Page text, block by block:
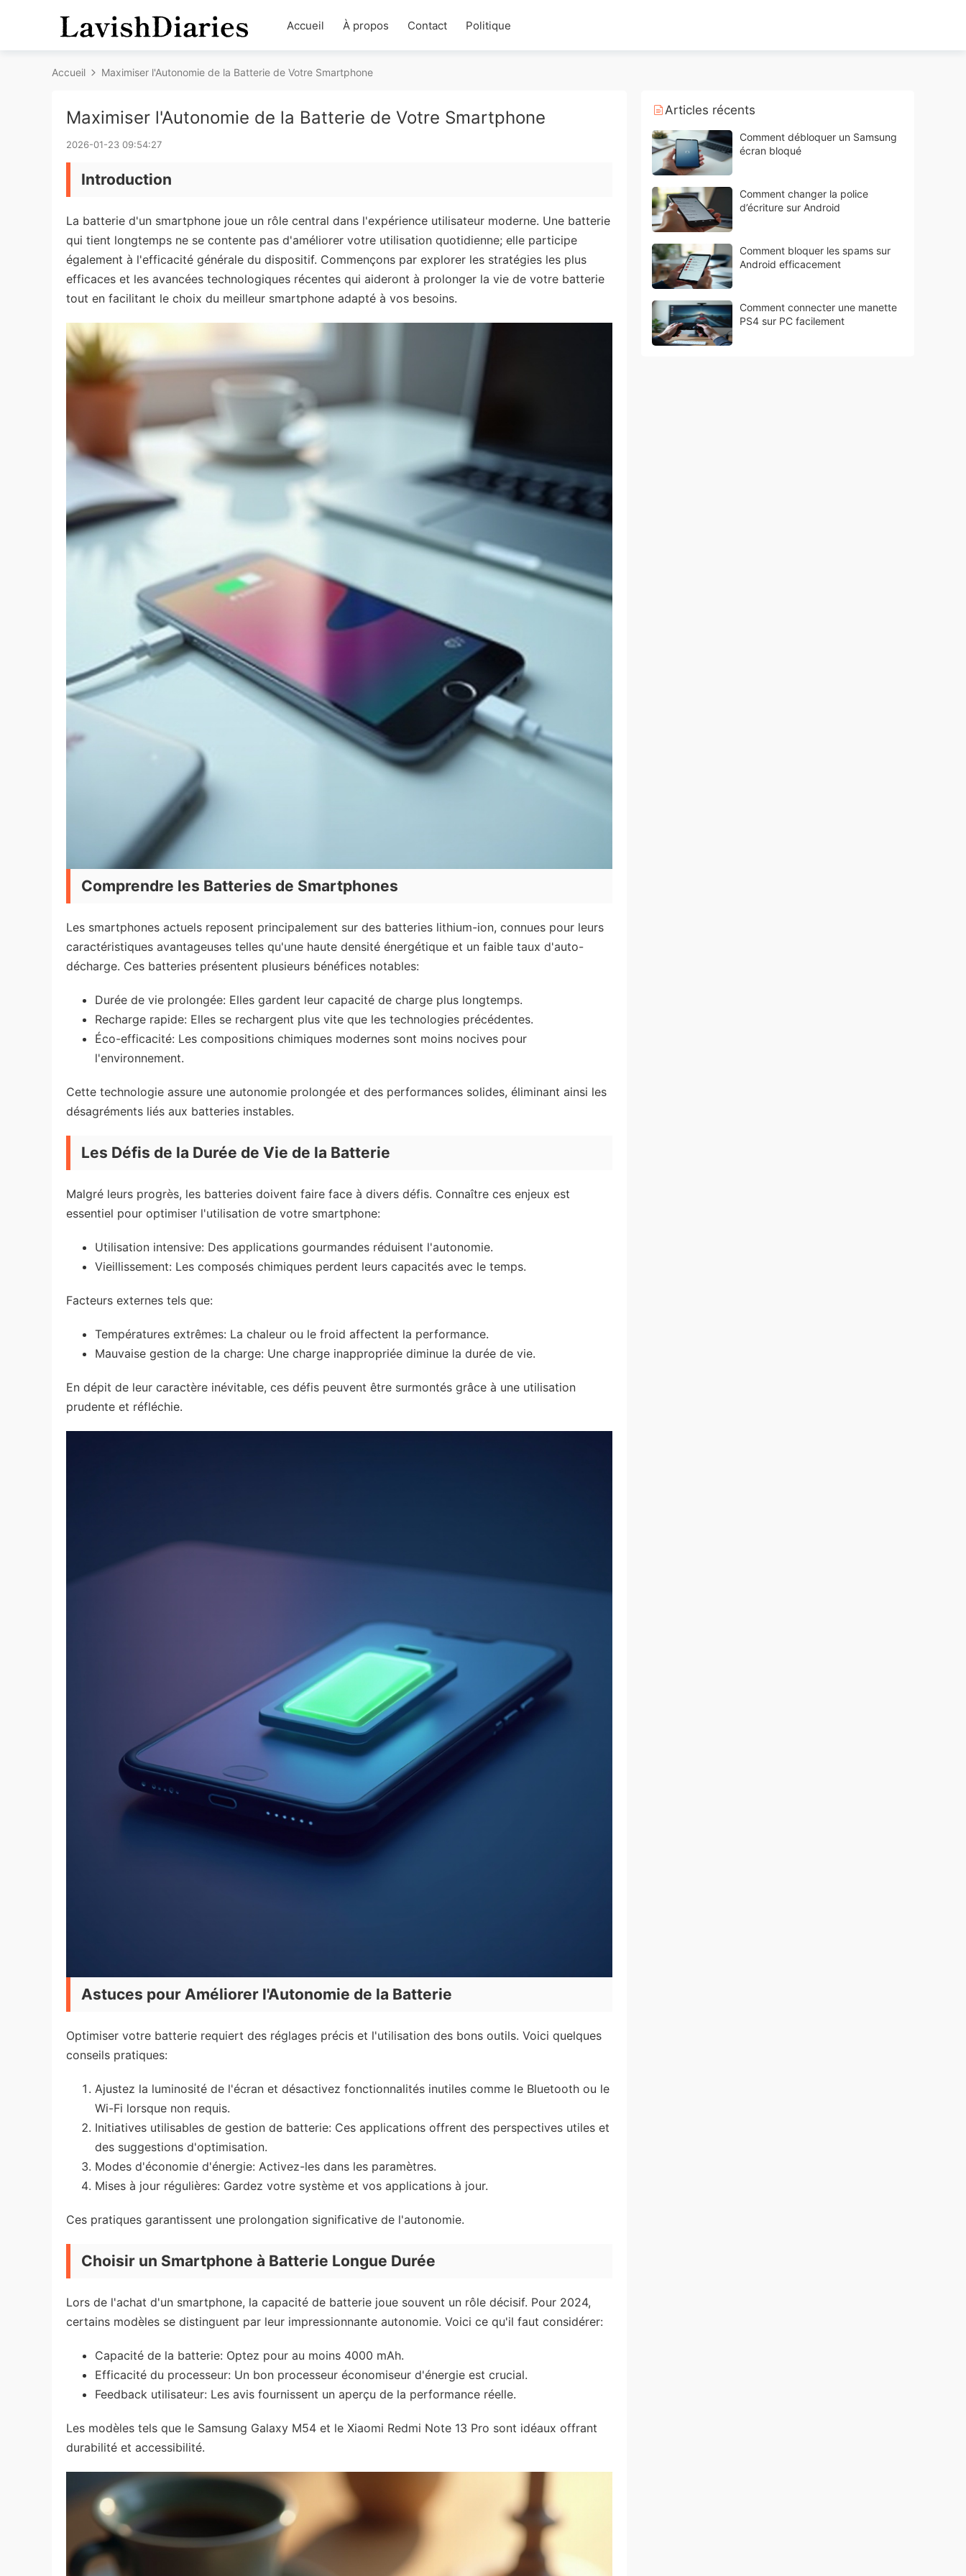
Accueil À propos Contact Politique
Accueil Maximiser l'Autonomie de la Batterie de Votre Smartphone
Maximiser l'Autonomie de la Batterie de Votre Smartphone
2026-01-23 09:54:27
Introduction
La batterie d'un smartphone joue un rôle central dans l'expérience utilisateur moderne. Une batterie
qui tient longtemps ne se contente pas d'améliorer votre utilisation quotidienne; elle participe
également à l'efficacité générale du dispositif. Commençons par explorer les stratégies les plus
efficaces et les avancées technologiques récentes qui aideront à prolonger la vie de votre batterie
tout en facilitant le choix du meilleur smartphone adapté à vos besoins.
Comprendre les Batteries de Smartphones
Les smartphones actuels reposent principalement sur des batteries lithium-ion, connues pour leurs
caractéristiques avantageuses telles qu'une haute densité énergétique et un faible taux d'auto-
décharge. Ces batteries présentent plusieurs bénéfices notables:
Durée de vie prolongée: Elles gardent leur capacité de charge plus longtemps.
Recharge rapide: Elles se rechargent plus vite que les technologies précédentes.
Éco-efficacité: Les compositions chimiques modernes sont moins nocives pour
l'environnement.
Cette technologie assure une autonomie prolongée et des performances solides, éliminant ainsi les
désagréments liés aux batteries instables.
Les Défis de la Durée de Vie de la Batterie
Malgré leurs progrès, les batteries doivent faire face à divers défis. Connaître ces enjeux est
essentiel pour optimiser l'utilisation de votre smartphone:
Utilisation intensive: Des applications gourmandes réduisent l'autonomie.
Vieillissement: Les composés chimiques perdent leurs capacités avec le temps.
Facteurs externes tels que:
Températures extrêmes: La chaleur ou le froid affectent la performance.
Mauvaise gestion de la charge: Une charge inappropriée diminue la durée de vie.
En dépit de leur caractère inévitable, ces défis peuvent être surmontés grâce à une utilisation
prudente et réfléchie.
Astuces pour Améliorer l'Autonomie de la Batterie
Optimiser votre batterie requiert des réglages précis et l'utilisation des bons outils. Voici quelques
conseils pratiques:
Ajustez la luminosité de l'écran et désactivez fonctionnalités inutiles comme le Bluetooth ou le
Wi-Fi lorsque non requis.
Initiatives utilisables de gestion de batterie: Ces applications offrent des perspectives utiles et
des suggestions d'optimisation.
Modes d'économie d'énergie: Activez-les dans les paramètres.
Mises à jour régulières: Gardez votre système et vos applications à jour.
Ces pratiques garantissent une prolongation significative de l'autonomie.
Choisir un Smartphone à Batterie Longue Durée
Lors de l'achat d'un smartphone, la capacité de batterie joue souvent un rôle décisif. Pour 2024,
certains modèles se distinguent par leur impressionnante autonomie. Voici ce qu'il faut considérer:
Capacité de la batterie: Optez pour au moins 4000 mAh.
Efficacité du processeur: Un bon processeur économiseur d'énergie est crucial.
Feedback utilisateur: Les avis fournissent un aperçu de la performance réelle.
Les modèles tels que le Samsung Galaxy M54 et le Xiaomi Redmi Note 13 Pro sont idéaux offrant
durabilité et accessibilité.
Articles récents
Comment débloquer un Samsung
écran bloqué
Comment changer la police
d’écriture sur Android
Comment bloquer les spams sur
Android efficacement
Comment connecter une manette
PS4 sur PC facilement